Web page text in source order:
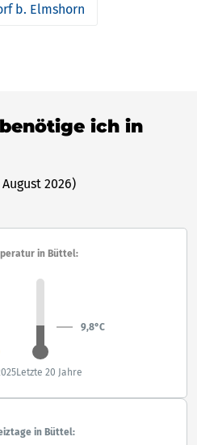
b. Elmshorn
ich in
2026)
in Büttel:
9,8°C
Letzte 20 Jahre
in Büttel: